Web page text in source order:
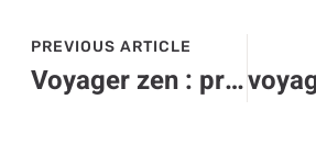
PREVIOUS ARTICLE
Voyager zen : protégez vos gadgets high-tech contre les cybermenaces inattendues